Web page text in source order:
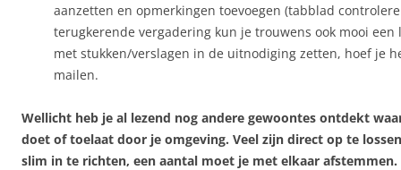
aanzetten en opmerkingen toevoegen (tabblad
terugkerende vergadering kun je trouwens ook mooi een
met stukken/verslagen in de uitnodiging zetten, hoef je
mailen.
Wellicht heb je al lezend nog andere gewoontes ontdekt
doet of toelaat door je omgeving. Veel zijn direct op te
slim in te richten, een aantal moet je met elkaar afstemmen.